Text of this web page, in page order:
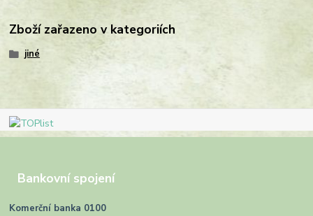
Zboží zařazeno v kategoriích
jiné
Bankovní spojení
Komerční banka 0100